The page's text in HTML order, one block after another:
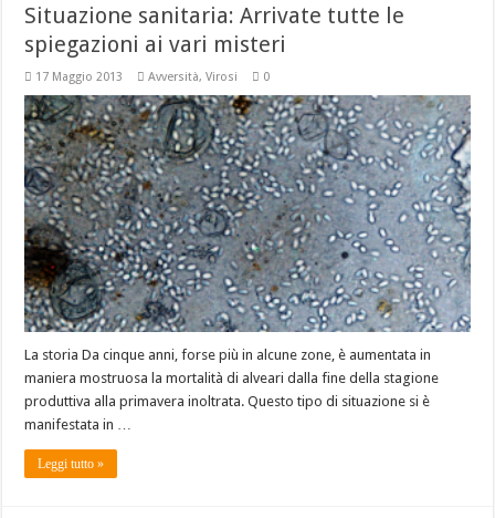
Situazione sanitaria: Arrivate tutte le
spiegazioni ai vari misteri
17 Maggio 2013 Avversità,Virosi 0
La storia Da cinque anni, forse più in alcune zone, è aumentata in
maniera mostruosa la mortalità di alveari dalla fine della stagione
produttiva alla primavera inoltrata. Questo tipo di situazione si è
manifestata in …
Leggi tutto »